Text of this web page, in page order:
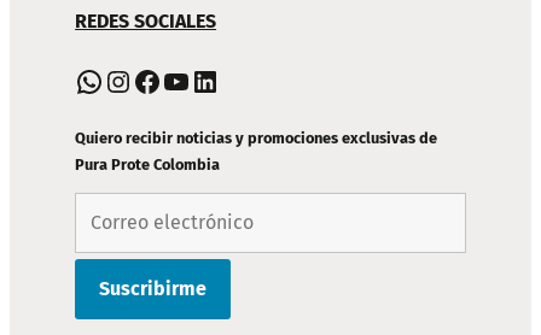
DE
PIE
DE
PÁGINA
REDES SOCIALES
WhatsApp Instagram Facebook YouTube LinkedIn
Quiero recibir noticias y promociones exclusivas de
Pura Prote Colombia